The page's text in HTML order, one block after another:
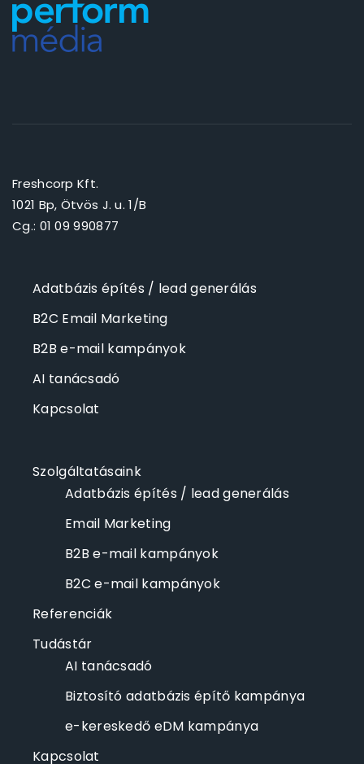
Freshcorp Kft.
1021 Bp, Ötvös J. u. 1/B
Cg.: 01 09 990877
Adatbázis építés / lead generálás
B2C Email Marketing
B2B e-mail kampányok
AI tanácsadó
Kapcsolat
Szolgáltatásaink
Adatbázis építés / lead generálás
Email Marketing
B2B e-mail kampányok
B2C e-mail kampányok
Referenciák
Tudástár
AI tanácsadó
Biztosító adatbázis építő kampánya
e-kereskedő eDM kampánya
Kapcsolat